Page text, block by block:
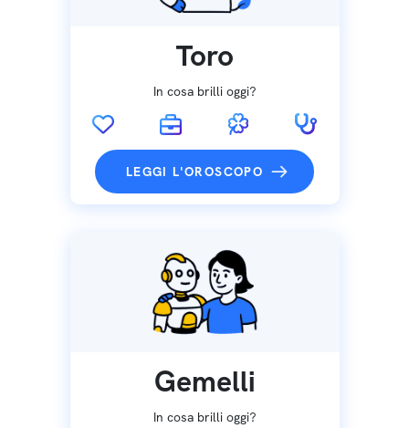
Toro
In cosa brilli oggi?
LEGGI L'OROSCOPO
Gemelli
In cosa brilli oggi?